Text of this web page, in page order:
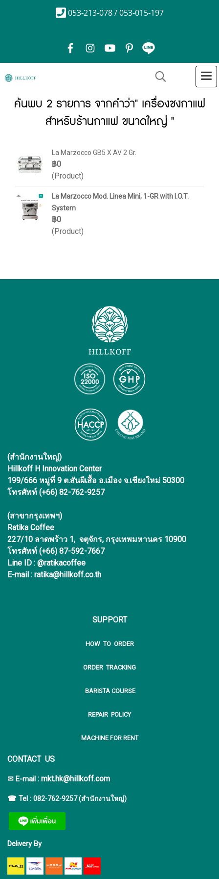
053-213-078 / 053-015-197
ค้นพบ 2 รายการ จากคำว่า" เครื่องชงกาแฟ
สำหรับร้านกาแฟ ขนาดใหญ่ "
La Marzocco GB5 X AV 2 Gr.
฿0
(Product)
La Marzocco Mod. Linea Mini, 1-GR with I.O.T.
System
฿0
(Product)
(สำนักงานใหญ่)
Hillkoff H Innovation Center
199/666 หมู่ที่ 9 ต.สันผีเสื้อ อ.เมือง จ.เชียงใหม่ 50300
โทรศัพท์ (+66) 82-762-9257
(สาขากรุงเทพฯ)
Ratika Coffee
227/10 ลาดพร้าว 1, จตุจักร, กรุงเทพมหานคร 10900
โทรศัพท์ (+66) 87-592-7667
Line ID : @ratikacoffee
E-mail : ratika@hillkoff.co.th
SUPPORT
HOW TO ORDER
ORDER TRACKING
BARISTA COURSE
REPAIR POLICY
MACHINE FOR RENT
CONTACT US
✉ E-mail : mkt.hk@hillkoff.com
☎ Tel : 082-762-9257 (สำนักงานใหญ่)
Delivery By